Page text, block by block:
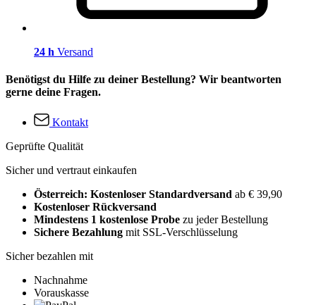
24 h Versand
Benötigst du Hilfe zu deiner Bestellung? Wir beantworten
gerne deine Fragen.
Kontakt
Geprüfte Qualität
Sicher und vertraut einkaufen
Österreich: Kostenloser Standardversand ab € 39,90
Kostenloser Rückversand
Mindestens 1 kostenlose Probe zu jeder Bestellung
Sichere Bezahlung mit SSL-Verschlüsselung
Sicher bezahlen mit
Nachnahme
Vorauskasse